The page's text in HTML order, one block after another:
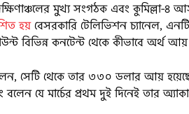
মুখ্য সংগঠক এবং কুমিল্লা-
হয়বেসরকারি টেলিভিশন চ্যানেল,
বিভিন্ন কনটেন্ট থেকে কীভাবে অর্থ
সেটি থেকে তার ৩৩০ ডলার আয়
যে মার্চের প্রথম দুই দিনেই তার